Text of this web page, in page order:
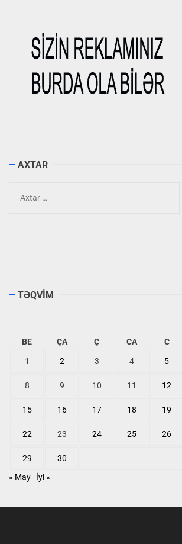
AXTAR
TƏQVİM
BE ÇA Ç CA C
1 2 3 4 5
8 9 10 11 12
15 16 17 18 19
22 23 24 25 26
29
30
« May
İyl »